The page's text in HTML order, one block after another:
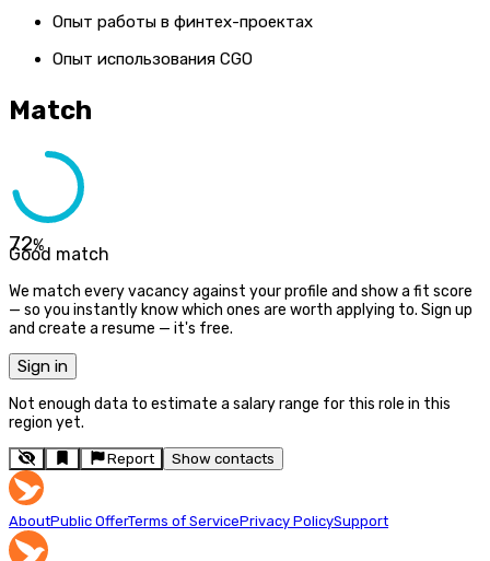
Опыт работы в финтех-проектах
Опыт использования CGO
Match
72%
Good match
We match every vacancy against your profile and show a fit score
— so you instantly know which ones are worth applying to. Sign up
and create a resume — it's free.
Sign in
Not enough data to estimate a salary range for this role in this
region yet.
Report Show contacts
AboutPublic OfferTerms of ServicePrivacy PolicySupport